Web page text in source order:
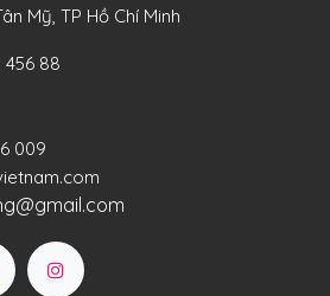
Mỹ, TP Hồ Chí Minh
456 88
009